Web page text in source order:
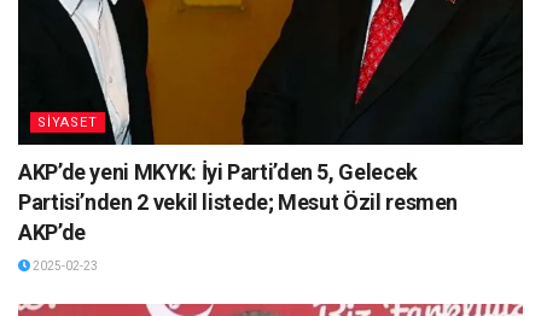
SİYASET
AKP’de yeni MKYK: İyi Parti’den 5, Gelecek
Partisi’nden 2 vekil listede; Mesut Özil resmen
AKP’de
2025-02-23